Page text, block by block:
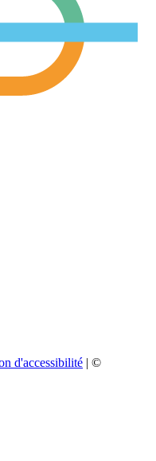
d'accessibilité | ©